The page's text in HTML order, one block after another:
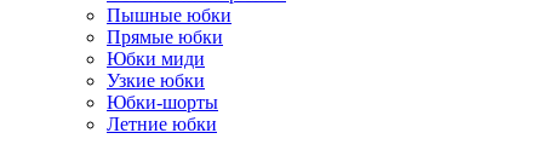
Пышные юбки
Прямые юбки
Юбки миди
Узкие юбки
Юбки-шорты
Летние юбки